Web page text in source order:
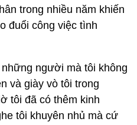
trong nhiều năm khiến
đuổi công việc tình
người mà tôi không
và giày vò tôi trong
tôi đã có thêm kinh
tôi khuyên nhủ mà cứ